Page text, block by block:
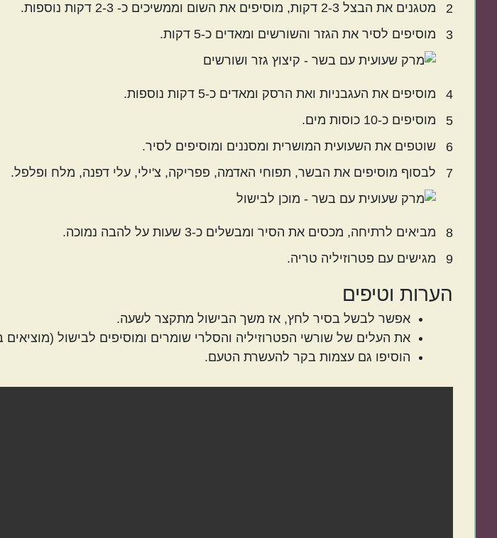
2
מטגנים את הבצל 2-3 דקות, מוסיפים את השום וממשיכים כ- 2-3 דקות נוספות.
3
מוסיפים לסיר את הגזר והשורשים ומאדים כ-5 דקות.
4
מוסיפים את העגבניות ואת הרסק ומאדים כ-5 דקות נוספות.
5
מוסיפים כ-10 כוסות מים.
6
שוטפים את השעועית המושרית ומסננים ומוסיפים לסיר.
7
לבסוף מוסיפים את הבשר, תפוחי האדמה, פפריקה, צ'ילי, עלי דפנה, מלח ופלפל.
8
מביאים לרתיחה, מכסים את הסיר ומבשלים כ-3 שעות על להבה נמוכה.
9
מגישים עם פטרוזיליה טריה.
הערות וטיפים
אפשר לבשל בסיר לחץ, אז משך הבישול מתקצר לשעה.
את העלים של שורשי הפטרוזיליה והסלרי שומרים ומוסיפים לבישול
הוסיפו גם עצמות בקר להעשרת הטעם.